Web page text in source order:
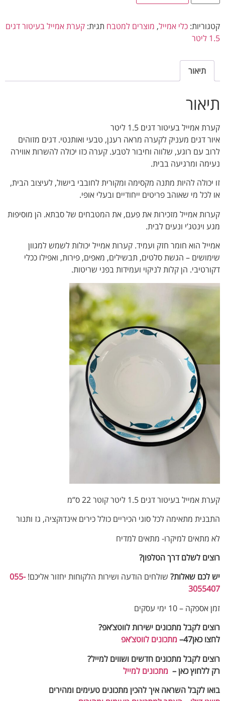
קטגוריות: כלי אמייל, מוצרים למטבח תגית: קערת אמייל בעיטור דגים
1.5 ליטר
תיאור
תיאור
קערת אמייל בעיטור דגים 1.5 ליטר
איור דגים מעניק לקערה מראה רענן, טבעי ואותנטי. דגים מזוהים
לרוב עם רוגע, שלווה וחיבור לטבע. קערה כזו יכולה להשרות אווירה
נעימה ומרגיעה בבית.
זו יכולה להיות מתנה מקסימה ומקורית לחובבי בישול, לעיצוב הבית,
או לכל מי שאוהב פריטים ייחודיים ובעלי אופי.
קערות אמייל מזכירות את פעם, את המטבחים של סבתא. הן מוסיפות
מגע וינטג’י ונעים לבית.
אמייל הוא חומר חזק ועמיד. קערות אמייל יכולות לשמש למגוון
שימושים – הגשת סלטים, תבשילים, מאפים, פירות, ואפילו ככלי
דקורטיבי. הן קלות לניקוי ועמידות בפני שריטות.
קערת אמייל בעיטור דגים 1.5 ליטר קוטר 22 ס”מ
התבנית מתאימה לכלסוגי הכיריים כולל כירים אינדוקציה, גז ותנור
לא מתאים למיקרו-מתאים למדיח
רוצים לשלם דרך הטלפון?
יש לכם שאלות?שולחים הודעה ושירות הלקוחות יחזור אליכם!055-
3055407‬
זמן אספקה – 10 ימי עסקים
רוצים לקבל מתכונים ישירות לווטצ’אפ?
לחצו כאן47–
מתכונים לווטצ’אפ
רוצים לקבל מתכונים חדשים ושווים למייל?
רק ללחוץ כאן – מתכונים למייל
בואו לקבל השראה איך להכין מתכונים טעימים ומהירים